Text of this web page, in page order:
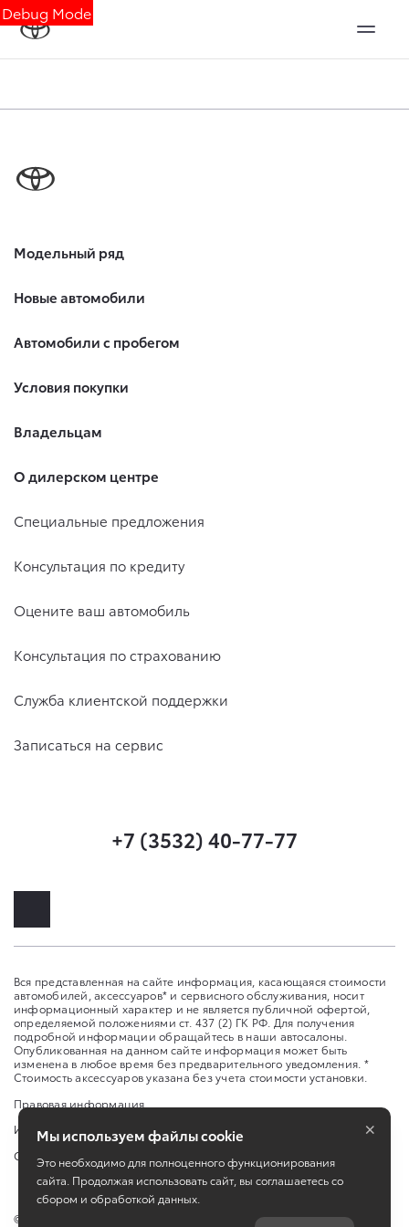
Debug Mode
Модельный ряд
Новые автомобили
Автомобили с пробегом
Условия покупки
Владельцам
О дилерском центре
Специальные предложения
Консультация по кредиту
Оцените ваш автомобиль
Консультация по страхованию
Служба клиентской поддержки
Записаться на сервис
+7 (3532) 40-77-77
Вся представленная на сайте информация, касающаяся стоимости
автомобилей, аксессуаров* и сервисного обслуживания, носит
информационный характер и не является публичной офертой,
определяемой положениями ст. 437 (2) ГК РФ. Для получения
подробной информации обращайтесь в наши автосалоны.
Опубликованная на данном сайте информация может быть
изменена в любое время без предварительного уведомления. *
Стоимость аксессуаров указана без учета стоимости установки.
Правовая информация
Изменить настройку cookies
Сбросить cookie
©
Мы используем файлы cookie
Это необходимо для полноценного функционирования
сайта. Продолжая использовать сайт, вы соглашаетесь со
сбором и обработкой данных.
×